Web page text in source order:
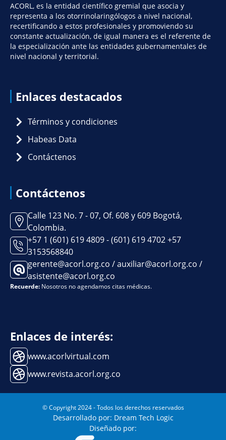
ACORL, es la entidad científico gremial que asocia y
representa a los otorrinolaringólogos a nivel nacional,
recertificando a estos profesionales y promoviendo su
constante actualización, de igual manera es el referente de
la especialización ante las entidades gubernamentales de
nivel nacional y territorial.
Enlaces destacados
Términos y condiciones
Habeas Data
Contáctenos
Contáctenos
Calle 123 No. 7 - 07, Of. 608 y 609 Bogotá,
Colombia.
+57 1 (601) 619 4809 - (601) 619 4702 +57
3153568840
gerente@acorl.org.co / auxiliar@acorl.org.co /
asistente@acorl.org.co
Recuerde: Nosotros no agendamos citas médicas.
Enlaces de interés:
www.acorlvirtual.com
www.revista.acorl.org.co
© Copyright 2024 - Todos los derechos reservados
Desarrollado por: Dream Tech Logic
Diseñado por: